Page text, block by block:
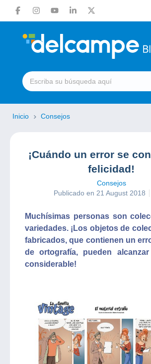
Inicio Consejos
¡Cuándo un error se
felicidad!
Consejos
Publicado en 21 August 2018
Muchísimas personas son
variedades. ¡Los objetos de
fabricados, que contienen un
de ortografía, pueden
considerable!